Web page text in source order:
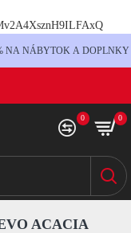
NA NÁBYTOK A DOPLNKY
0 0
ACACIA